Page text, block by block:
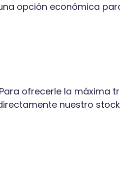
opción económica
ofrecerle la máxima
nuestro